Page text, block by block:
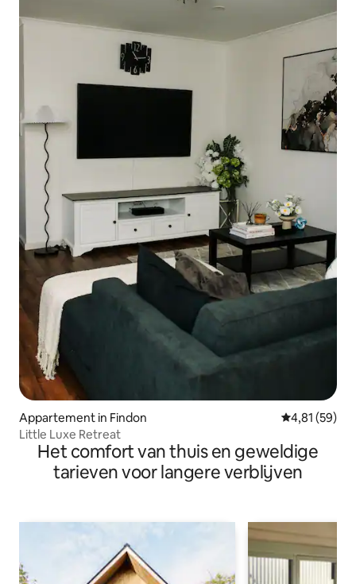
Appartement in Findon Gemiddelde
4,81 (59)
Little Luxe Retreat
Het comfort van thuis en geweldige
tarieven voor langere verblijven